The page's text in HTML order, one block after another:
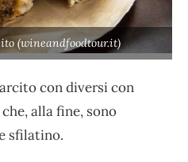
(wineandfoodtour.it)
con diversi con
alla fine, sono
sfilatino.